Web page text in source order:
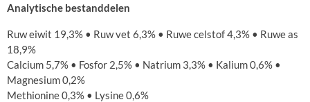
Analytische bestanddelen
Ruw eiwit 19,3% • Ruw vet 6,3% • Ruwe celstof 4,3% • Ruwe as
18,9%
Calcium 5,7% • Fosfor 2,5% • Natrium 3,3% • Kalium 0,6% •
Magnesium 0,2%
Methionine 0,3% • Lysine 0,6%